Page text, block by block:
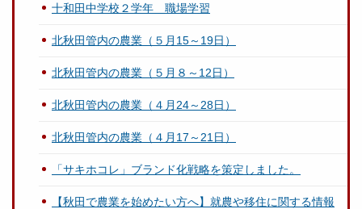
十和田中学校２学年 職場学習
北秋田管内の農業（５月15～19日）
北秋田管内の農業（５月８～12日）
北秋田管内の農業（４月24～28日）
北秋田管内の農業（４月17～21日）
「サキホコレ」ブランド化戦略を策定しました。
【秋田で農業を始めたい方へ】就農や移住に関する情報